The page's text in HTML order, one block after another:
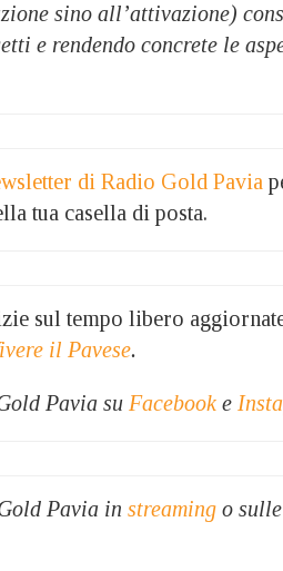
sino all’attivazione)
e rendendo concrete le
di Radio Gold Pavia
tua casella di posta.
sul tempo libero
il Pavese.
Pavia su Facebook e
Pavia in streaming o sulle